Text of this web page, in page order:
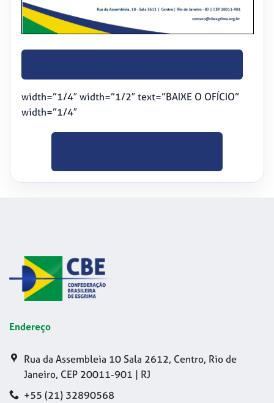
width=”1/4″ width=”1/2″ text=”BAIXE O OFÍCIO”
width=”1/4″
Endereço
Rua da Assembleia 10 Sala 2612, Centro, Rio de
Janeiro, CEP 20011-901 | RJ
+55 (21) 32890568